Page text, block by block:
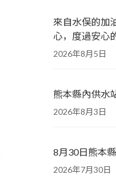
來自水俣的加
心，度過安心
2026年8月5日
熊本縣內供水
2026年8月3日
8月30日熊本
2026年7月30日